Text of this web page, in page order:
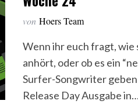
von Hoers Team
Wenn ihr euch fragt, wie
anhört, oder ob es ein
Surfer-Songwriter
Release Day Ausgabe